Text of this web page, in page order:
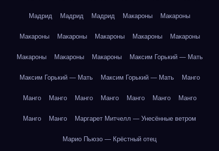
Мадрид Мадрид Мадрид Макароны Макароны
Макароны Макароны Макароны Макароны Макароны
Макароны Макароны Макароны Максим Горький — Мать
Максим Горький — Мать Максим Горький — Мать Манго
Манго Манго Манго Манго Манго Манго Манго
Манго Манго Маргарет Митчелл — Унесённые ветром
Марио Пьюзо — Крёстный отец